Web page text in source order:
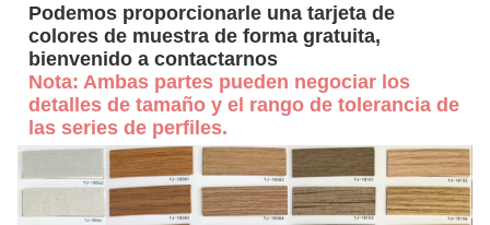
Podemos proporcionarle una tarjeta de
colores de muestra de forma gratuita,
bienvenido a contactarnos
Nota: Ambas partes pueden negociar los
detalles de tamaño y el rango de tolerancia de
las series de perfiles.